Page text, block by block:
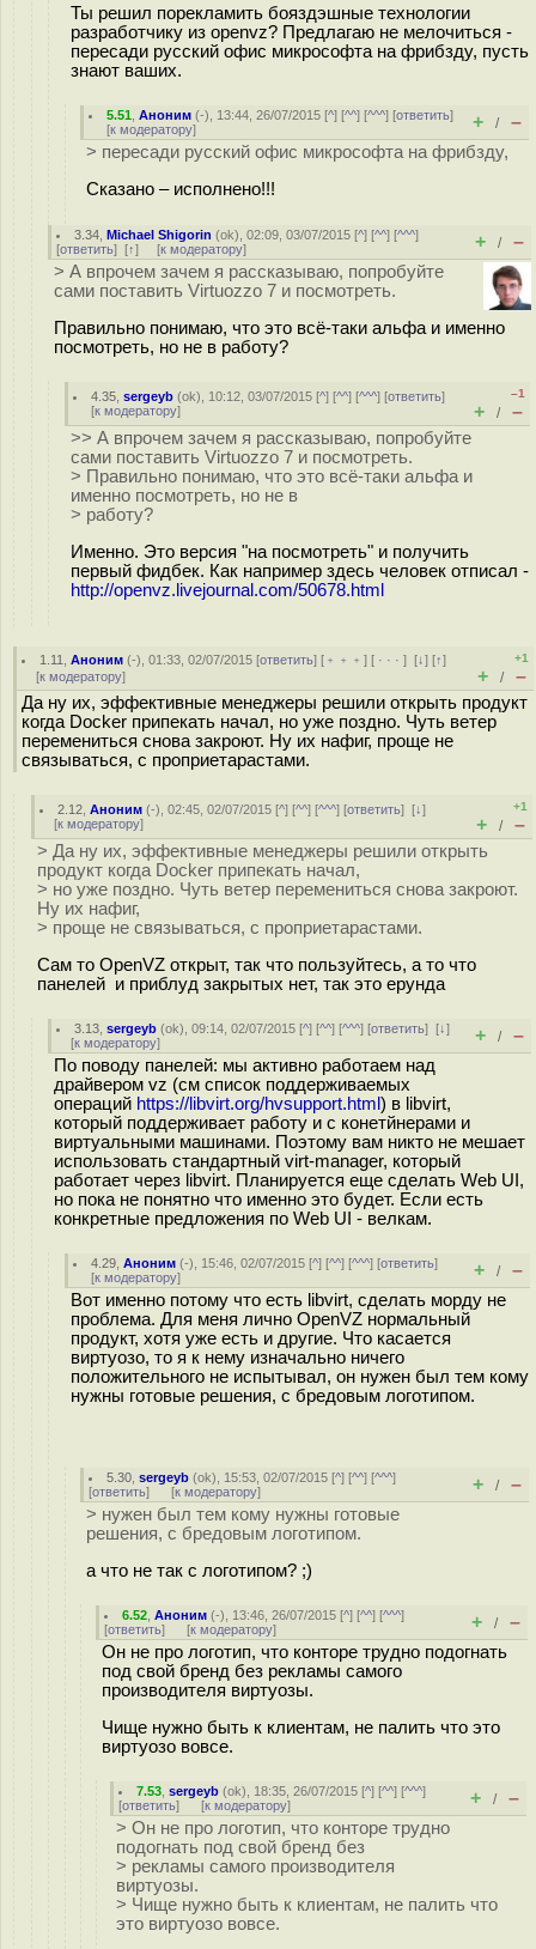
Ты решил порекламить бояздэшные технологии
разработчику из openvz? Предлагаю не мелочиться -
пересади русский офис микрософта на фрибзду, пусть
знают ваших.
5.51 ,Аноним (-), 13:44, 26/07/2015 [^] [^^] [^^^] [ответить]
[к модератору] + / –
> пересади русский офис микрософта на фрибзду,
Сказано – исполнено!!!
3.34 ,Michael Shigorin (ok), 02:09, 03/07/2015 [^] [^^] [^^^]
[ответить] [↑] [к модератору] + / –
> А впрочем зачем я рассказываю, попробуйте
сами поставить Virtuozzo 7 и посмотреть.
Правильно понимаю, что это всё-таки альфа и именно
посмотреть, но не в работу?
4.35 ,sergeyb (ok), 10:12, 03/07/2015 [^] [^^] [^^^] [ответить]
[к модератору]
–1
+ / –
>> А впрочем зачем я рассказываю, попробуйте
сами поставить Virtuozzo 7 и посмотреть.
> Правильно понимаю, что это всё-таки альфа и
именно посмотреть, но не в
> работу?
Именно. Это версия "на посмотреть" и получить
первый фидбек. Как например здесь человек отписал -
http://openvz.livejournal.com/50678.html
1.11 ,Аноним (-), 01:33, 02/07/2015 [ответить] [ ﹢﹢﹢] [ · · ·][↓] [↑]
[к модератору]
+1
+ / –
Да ну их, эффективные менеджеры решили открыть продукт
когда Docker припекать начал, но уже поздно. Чуть ветер
перемениться снова закроют. Ну их нафиг, проще не
связываться, с проприетарастами.
2.12 ,Аноним (-), 02:45, 02/07/2015 [^] [^^] [^^^] [ответить][↓]
[к модератору]
+1
+ / –
> Да ну их, эффективные менеджеры решили открыть
продукт когда Docker припекать начал,
> но уже поздно. Чуть ветер перемениться снова закроют.
Ну их нафиг,
> проще не связываться, с проприетарастами.
Сам то OpenVZ открыт, так что пользуйтесь, а то что
панелей и приблуд закрытых нет, так это ерунда
3.13 ,sergeyb (ok), 09:14, 02/07/2015 [^] [^^] [^^^] [ответить][↓]
[к модератору] + / –
По поводу панелей: мы активно работаем над
драйвером vz (см список поддерживаемых
операций https://libvirt.org/hvsupport.html ) в libvirt,
который поддерживает работу и с конетйнерами и
виртуальными машинами. Поэтому вам никто не мешает
использовать стандартный virt-manager, который
работает через libvirt. Планируется еще сделать Web UI,
но пока не понятно что именно это будет. Если есть
конкретные предложения по Web UI - велкам.
4.29 ,Аноним (-), 15:46, 02/07/2015 [^] [^^] [^^^] [ответить]
[к модератору] + / –
Вот именно потому что есть libvirt, сделать морду не
проблема. Для меня лично OpenVZ нормальный
продукт, хотя уже есть и другие. Что касается
виртуозо, то я к нему изначально ничего
положительного не испытывал, он нужен был тем кому
нужны готовые решения, с бредовым логотипом.
5.30 ,sergeyb (ok), 15:53, 02/07/2015 [^] [^^] [^^^]
[ответить] [к модератору] + / –
> нужен был тем кому нужны готовые
решения, с бредовым логотипом.
а что не так с логотипом? ;)
6.52 ,Аноним (-), 13:46, 26/07/2015 [^] [^^] [^^^]
[ответить] [к модератору] + / –
Он не про логотип, что конторе трудно подогнать
под свой бренд без рекламы самого
производителя виртуозы.
Чище нужно быть к клиентам, не палить что это
виртуозо вовсе.
7.53 ,sergeyb (ok), 18:35, 26/07/2015 [^] [^^] [^^^]
[ответить] [к модератору] + / –
> Он не про логотип, что конторе трудно
подогнать под свой бренд без
> рекламы самого производителя
виртуозы.
> Чище нужно быть к клиентам, не палить что
это виртуозо вовсе.